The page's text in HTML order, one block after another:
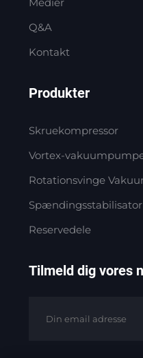
Medier
Q&A
Kontakt
Produkter
Skruekompressor
Vortex-
Rotationsvinge
Spændingsstabilisator
Reservedele
Tilmeld dig vores